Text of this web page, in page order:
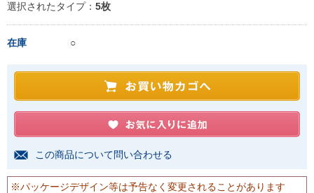
選択されたタイプ： 5枚
在庫 ○
この商品について問い合わせる
※パッケージデザイン等は予告なく変更されることがあります